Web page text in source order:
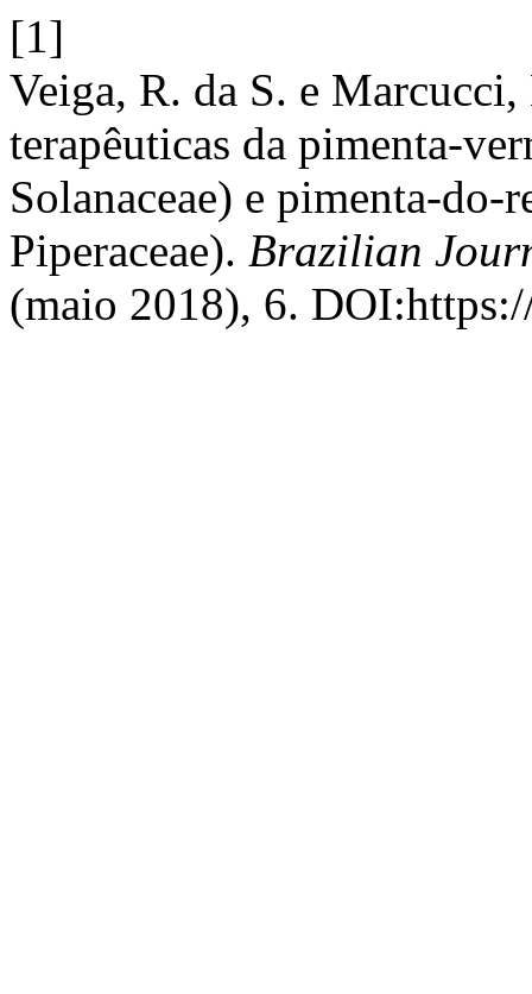
[1]
Veiga, R. da S. e
terapêuticas da pimenta-
Solanaceae) e pimenta-
Piperaceae). Brazilian
(maio 2018), 6.